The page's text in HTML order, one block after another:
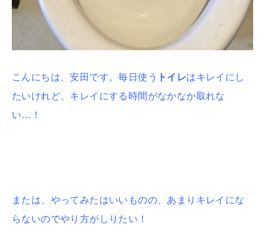
こんにちは、安田です。毎日使う トイレはキレイにし
たいけれど、キレイにする時間がなかなか取れな
い…！
または、やってみたはいいものの、あまりキレイにな
らないのでやり方がしりたい！